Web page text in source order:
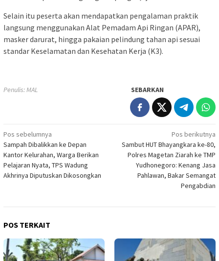
Selain itu peserta akan mendapatkan pengalaman praktik
langsung menggunakan Alat Pemadam Api Ringan (APAR),
masker darurat, hingga pakaian pelindung tahan api sesuai
standar Keselamatan dan Kesehatan Kerja (K3).
Penulis: MAL SEBARKAN
Navigasi
pos
Pos sebelumnya
Sampah Dibalikkan ke Depan
Kantor Kelurahan, Warga Berikan
Pelajaran Nyata, TPS Wadung
Akhrinya Diputuskan Dikosongkan
Pos berikutnya
Sambut HUT Bhayangkara ke-80,
Polres Magetan Ziarah ke TMP
Yudhonegoro: Kenang Jasa
Pahlawan, Bakar Semangat
Pengabdian
POS TERKAIT